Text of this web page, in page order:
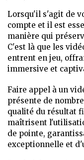
Lorsqu'il s'agit de
compte et il est
manière qui
C'est là que les
entrent en jeu,
immersive et
Faire appel à un
présente de
qualité du résultat
maîtrisent
de pointe,
exceptionnelle et